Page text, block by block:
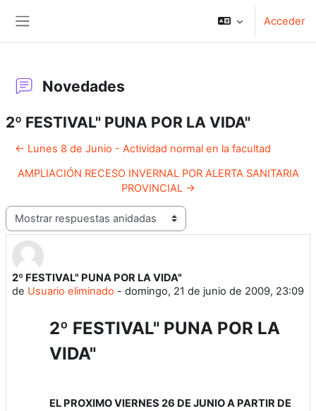
Acceder
Novedades
2º FESTIVAL" PUNA POR LA VIDA"
← Lunes 8 de Junio - Actividad normal en la facultad
AMPLIACIÓN RECESO INVERNAL POR ALERTA SANITARIA
PROVINCIAL →
Mostrar modo
2º FESTIVAL" PUNA POR LA VIDA"
de Usuario eliminado - domingo, 21 de junio de 2009, 23:09
Número de respuestas: 0
2º FESTIVAL" PUNA POR LA
VIDA"
EL PROXIMO VIERNES 26 DE JUNIO A PARTIR DE